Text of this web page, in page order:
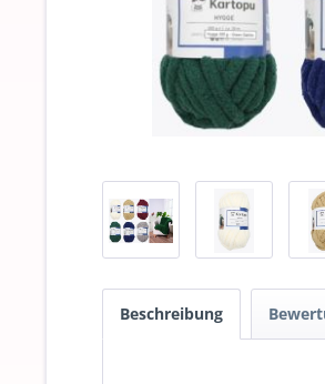
Beschreibung